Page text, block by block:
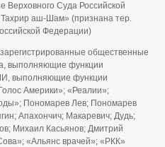
Верховного Суда Российской
аш-Шам» (признана тер.
Федерации)
общественные
выполняющие функции
выполняющие функции
Америки»; «Реалии»;
Пономарев Лев; Пономарев
Апахончич; Макаревич; Дудь;
Михаил Касьянов; Дмитрий
«Альянс врачей»; «РКК»